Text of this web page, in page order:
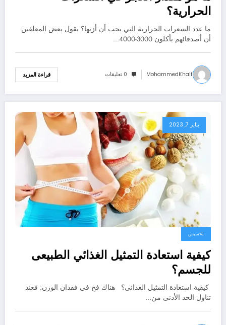
الحرارية؟
ما عدد السعرات الحرارية التي يجب أن أزنها؟ يقول بعض المعلقين
أن أصدقائهم يأكلون 3000-4000…
MohammedKhalf 0 تعليقات قراءة المزيد
يناير 7, 2023
تخسيس
كيفية استعادة التمثيل الغذائي الطبيعى
للجسم؟
كيفية استعادة التمثيل الغذائي؟ هناك فخ في فقدان الوزن: فعند
تناول الحد الأدنى من…